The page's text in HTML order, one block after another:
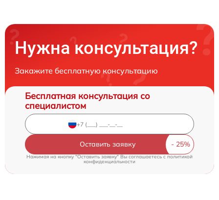
Нужна консультация?
Закажите бесплатную консультацию
Бесплатная консультация со
специалистом
Оставить заявку
Нажимая на кнопку "Оставить заявку" Вы соглашаетесь c политикой
конфиденциальности